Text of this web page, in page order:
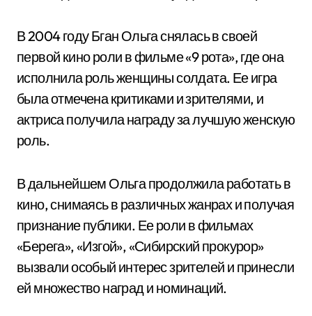
В 2004 году Бган Ольга снялась в своей
первой кино роли в фильме «9 рота», где она
исполнила роль женщины солдата. Ее игра
была отмечена критиками и зрителями, и
актриса получила награду за лучшую женскую
роль.
В дальнейшем Ольга продолжила работать в
кино, снимаясь в различных жанрах и получая
признание публики. Ее роли в фильмах
«Берега», «Изгой», «Сибирский прокурор»
вызвали особый интерес зрителей и принесли
ей множество наград и номинаций.